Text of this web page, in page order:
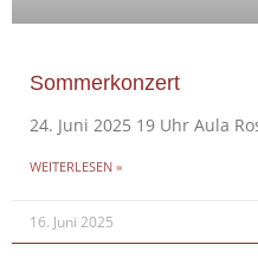
Sommerkonzert
24. Juni 2025 19 Uhr Aula
WEITERLESEN »
16. Juni 2025